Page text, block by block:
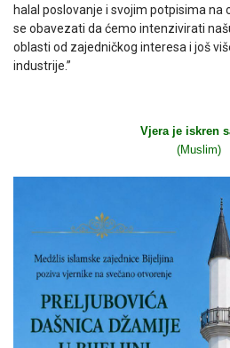
halal poslovanje i svojim potpisima
se obavezati da ćemo intenzivirati
oblasti od zajedničkog interesa i još
industrije.”
Vjera je iskren
(Muslim)